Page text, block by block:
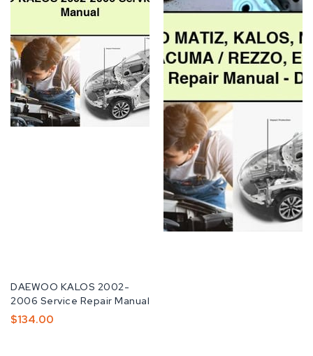
공
급
업
DAEWOO KALOS 2002-
2006 Service Repair Manual
정
$134.00
/
EVAndA
CAR
Service
Repair
Manual
Download
PDF